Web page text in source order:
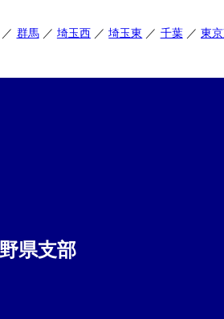
群馬 埼玉西 埼玉東 千葉
東
県支部